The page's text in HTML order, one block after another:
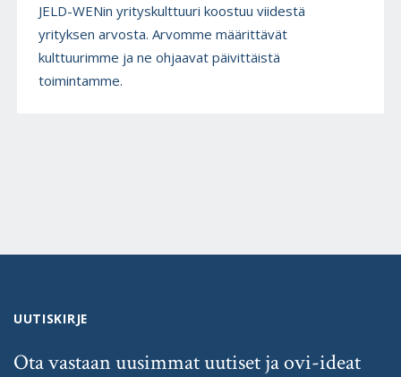
JELD-WENin yrityskulttuuri koostuu viidestä
yrityksen arvosta. Arvomme määrittävät
kulttuurimme ja ne ohjaavat päivittäistä
toimintamme.
UUTISKIRJE
Ota vastaan uusimmat uutiset ja ovi-ideat